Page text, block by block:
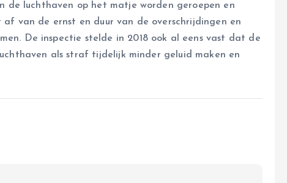
de luchthaven op het matje worden geroepen en
van de ernst en duur van de overschrijdingen en
De inspectie stelde in 2018 ook al eens vast dat de
als straf tijdelijk minder geluid maken en